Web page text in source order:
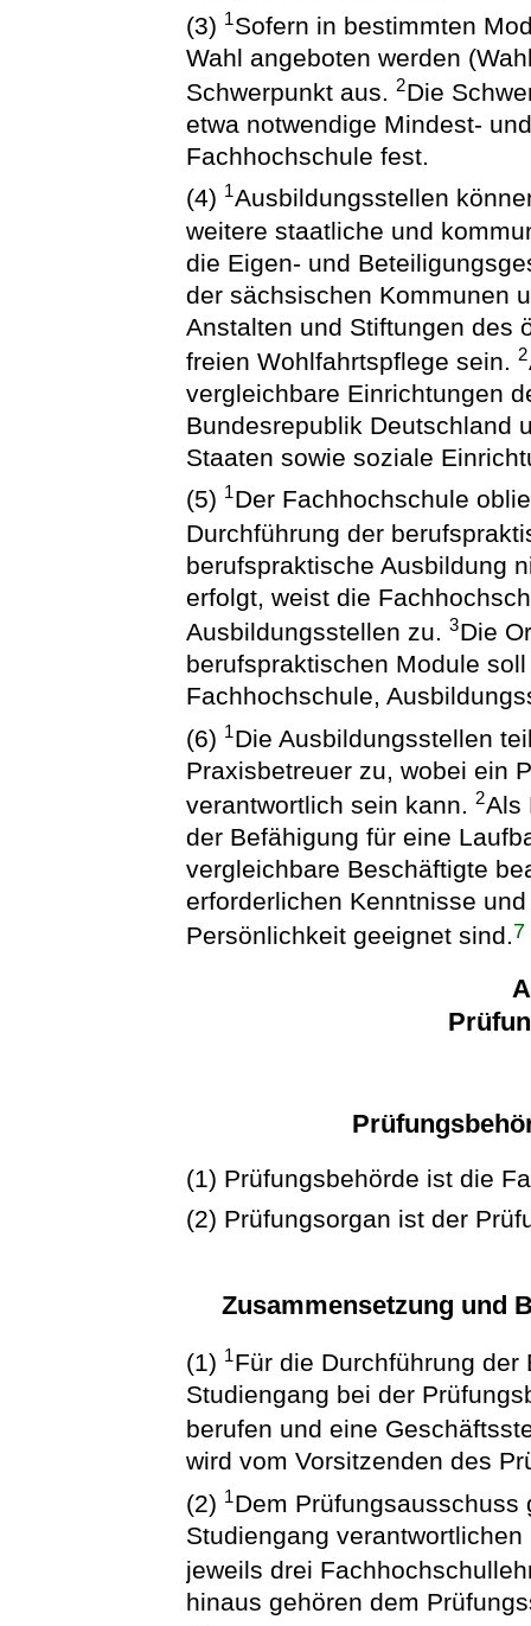
(3) 1Sofern in bestimmten
Wahl angeboten werden
Schwerpunkt aus.2Die
etwa notwendige Mindest-
Fachhochschule fest.
(4) 1Ausbildungsstellen
weitere staatliche und
die Eigen- und
der sächsischen Kommunen
Anstalten und Stiftungen des
freien Wohlfahrtspflege sein.2
vergleichbare Einrichtungen
Bundesrepublik Deutschland
Staaten sowie soziale
(5) 1Der Fachhochschule
Durchführung der
berufspraktische Ausbildung
erfolgt, weist die
Ausbildungsstellen zu.3Die
berufspraktischen Module
Fachhochschule,
(6) 1Die Ausbildungsstellen
Praxisbetreuer zu, wobei ein
verantwortlich sein kann.2Als
der Befähigung für eine
vergleichbare Beschäftigte
erforderlichen Kenntnisse
Persönlichkeit geeignet sind.7
(1) Prüfungsbehörde ist die
(2) Prüfungsorgan ist der
Zusammensetzung und
(1) 1Für die Durchführung
Studiengang bei der
berufen und eine
wird vom Vorsitzenden des
(2) 1Dem Prüfungsausschuss
Studiengang
jeweils drei
hinaus gehören dem